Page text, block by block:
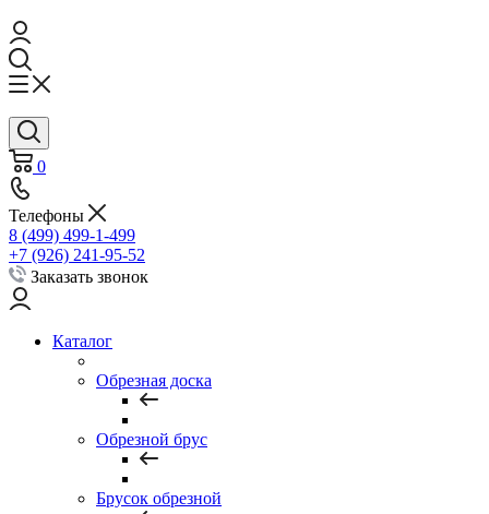
0
Телефоны
8 (499) 499-1-499
+7 (926) 241-95-52
Заказать звонок
Каталог
Обрезная доска
Обрезной брус
Брусок обрезной